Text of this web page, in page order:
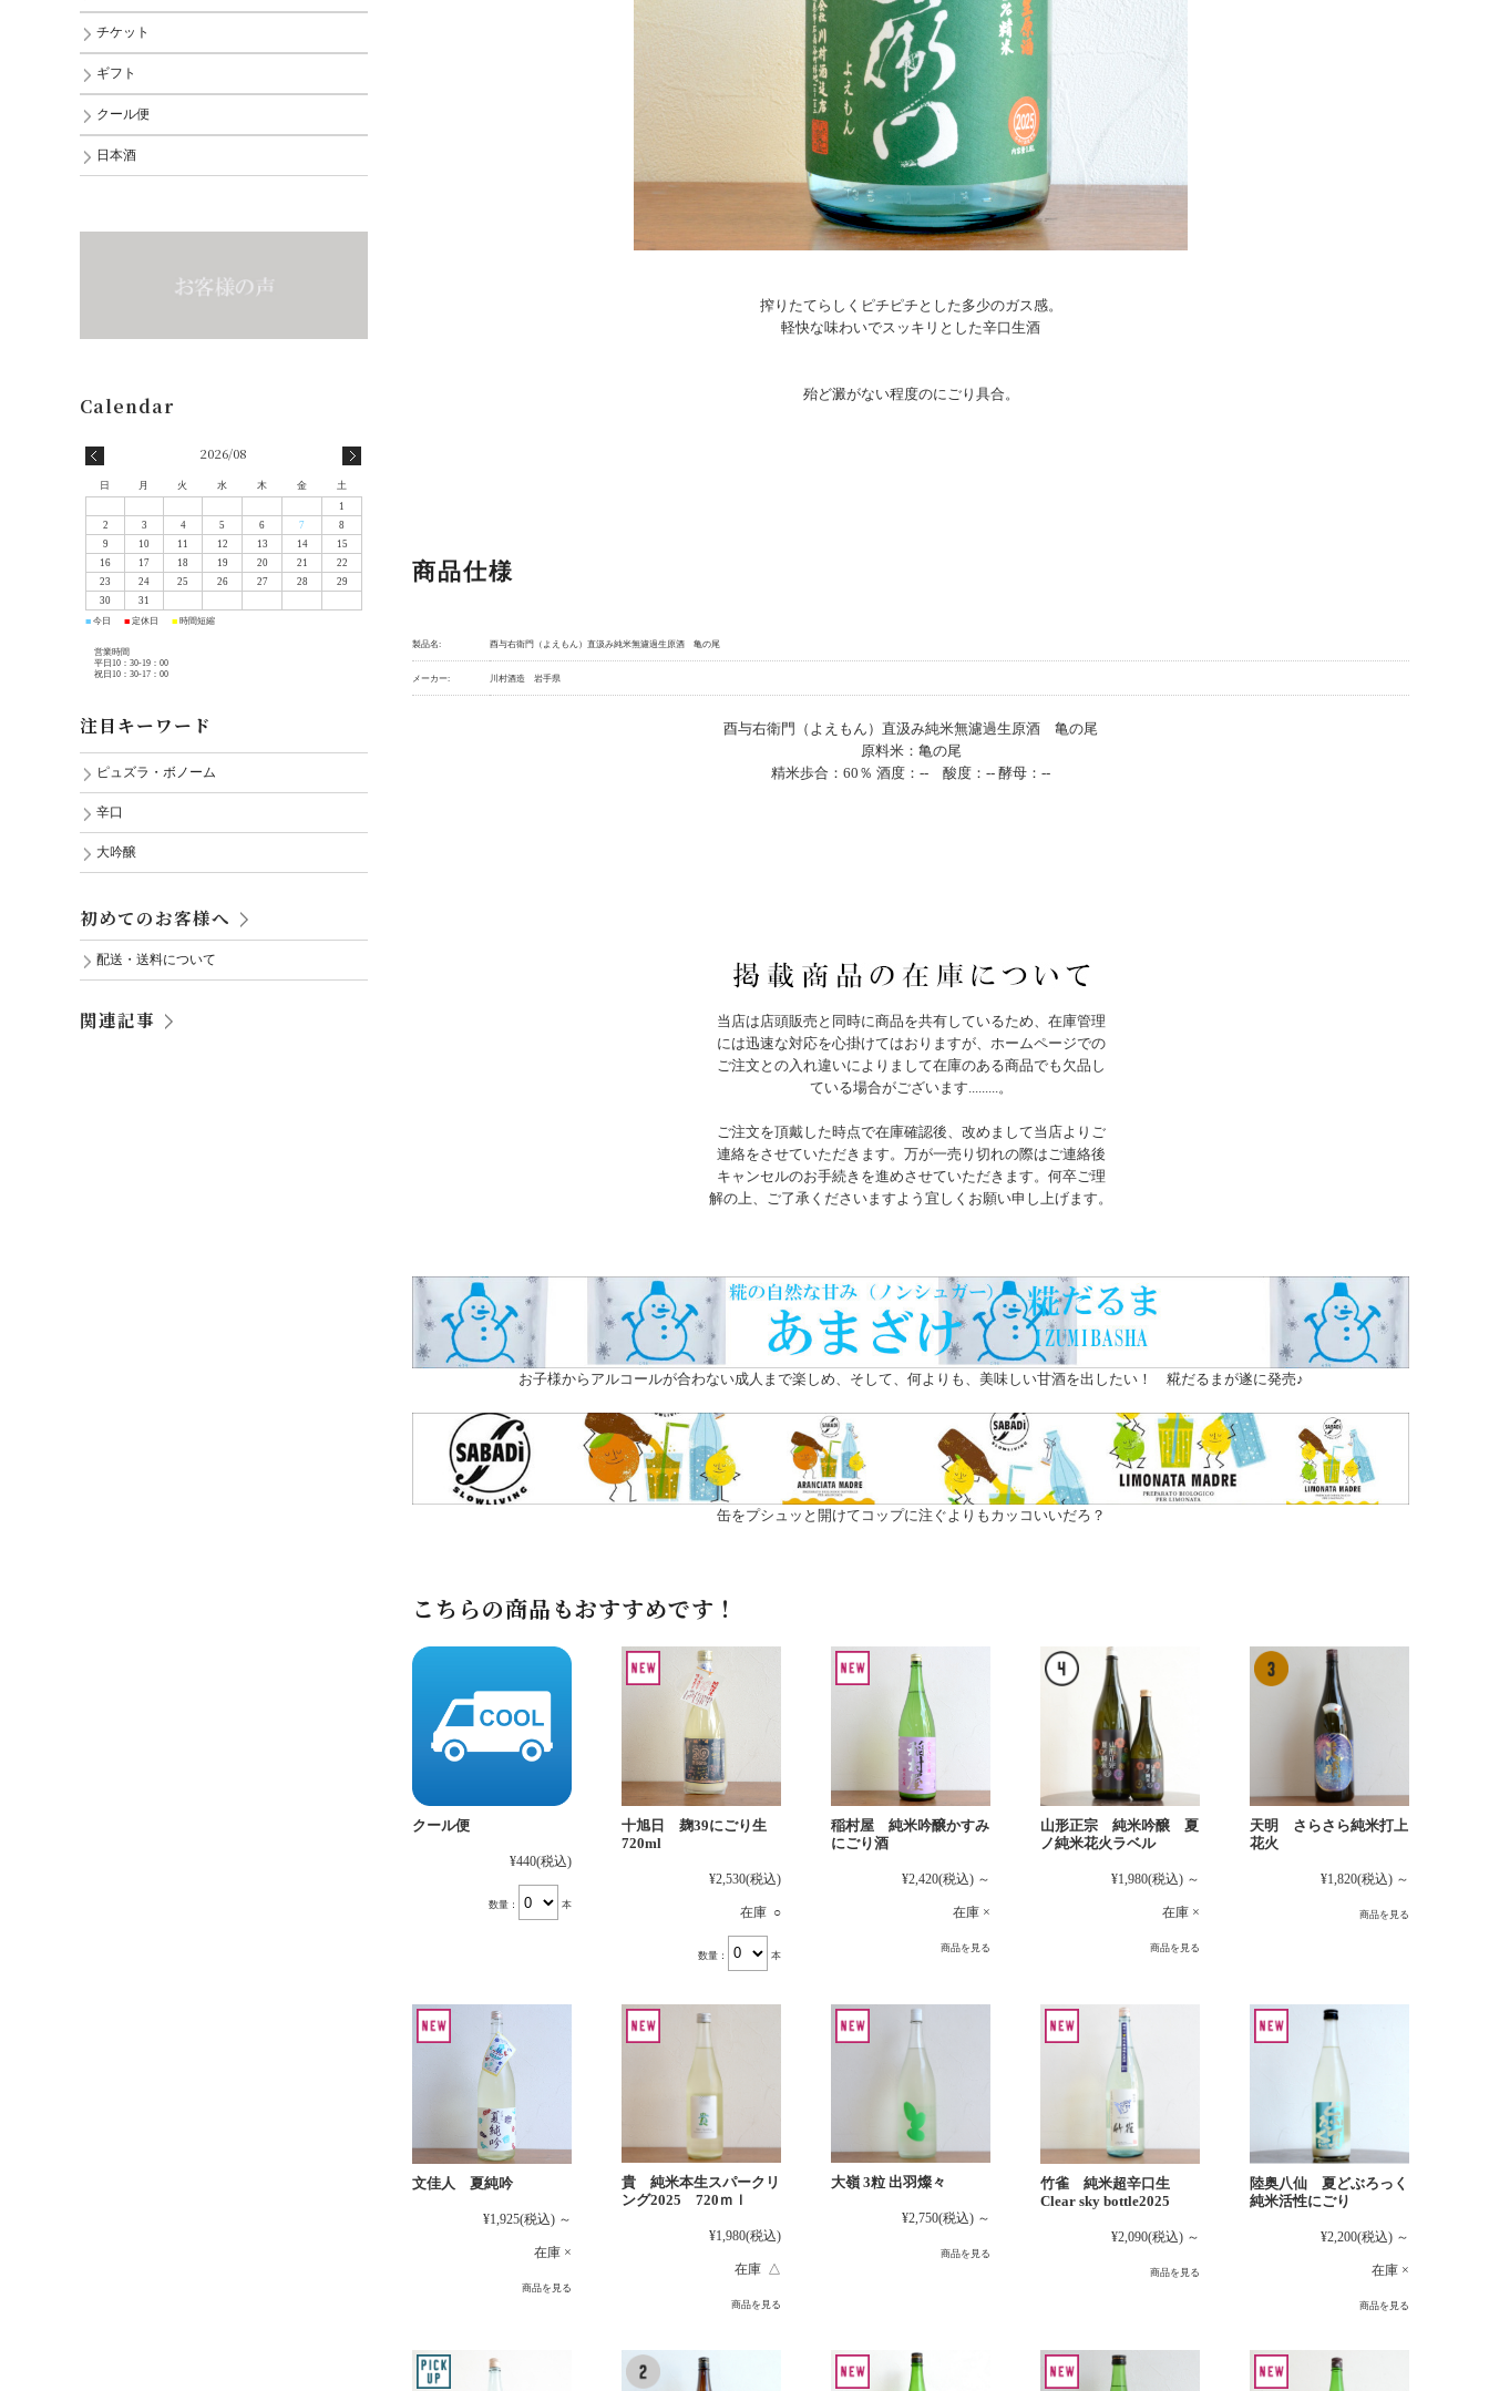
搾りたてらしくピチピチとした多少のガス感。
軽快な味わいでスッキリとした辛口生酒
殆ど澱がない程度のにごり具合。
商品仕様
製品名: 酉与右衛門（よえもん）直汲み純米無濾過生原酒 亀の尾
メーカー: 川村酒造 岩手県
酉与右衛門（よえもん）直汲み純米無濾過生原酒 亀の尾
原料米：亀の尾
精米歩合：60％ 酒度：-- 酸度：-- 酵母：--
当店は店頭販売と同時に商品を共有しているため、在庫管理
には迅速な対応を心掛けてはおりますが、ホームページでの
ご注文との入れ違いによりまして在庫のある商品でも欠品し
ている場合がございます.........。
ご注文を頂戴した時点で在庫確認後、改めまして当店よりご
連絡をさせていただきます。万が一売り切れの際はご連絡後
キャンセルのお手続きを進めさせていただきます。何卒ご理
解の上、ご了承くださいますよう宜しくお願い申し上げます。
お子様からアルコールが合わない成人まで楽しめ、そして、何よりも、美味しい甘酒を出したい！ 糀だるまが遂に発売♪
缶をプシュッと開けてコップに注ぐよりもカッコいいだろ？
こちらの商品もおすすめです！
クール便
¥440(税込)
数量： 本
十旭日 麹39にごり生
720ml
¥2,530(税込)
在庫 ○
数量： 本
稲村屋 純米吟醸かすみ
にごり酒
¥2,420(税込) ～
在庫 ×
商品を見る
山形正宗 純米吟醸 夏
ノ純米花火ラベル
¥1,980(税込) ～
在庫 ×
商品を見る
天明 さらさら純米打上
花火
¥1,820(税込) ～
商品を見る
文佳人 夏純吟
¥1,925(税込) ～
在庫 ×
商品を見る
貴 純米本生スパークリ
ング2025 720ｍｌ
¥1,980(税込)
在庫 △
商品を見る
大嶺 3粒 出羽燦々
¥2,750(税込) ～
商品を見る
竹雀 純米超辛口生
Clear sky bottle2025
¥2,090(税込) ～
商品を見る
陸奥八仙 夏どぶろっく
純米活性にごり
¥2,200(税込) ～
在庫 ×
商品を見る
チケット
ギフト
クール便
日本酒
2026/08
日 月 火 水 木 金
土
1
2
3 4 5 6 7
8
9
10 11 12 13 14
15
16
17 18 19 20 21
22
23
24 25 26 27 28
29
30
31
■ 今日 ■ 定休日 ■ 時間短縮
営業時間
平日10：30-19：00
祝日10：30-17：00
注目キーワード
ピュズラ・ボノーム
辛口
大吟醸
初めてのお客様へ
配送・送料について
関連記事